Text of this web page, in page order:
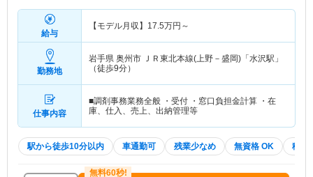
給与
【モデル月収】 17.5万円～
勤務地
岩手県 奥州市 ＪＲ東北本線(上野－盛岡)「水沢駅」
（徒歩9分）
仕事内容
■調剤事務業務全般 ・受付 ・窓口負担金計算 ・在
庫、仕入、売上、出納管理等
駅から徒歩10分以内 車通勤可 残業少なめ 無資格 OK 積極